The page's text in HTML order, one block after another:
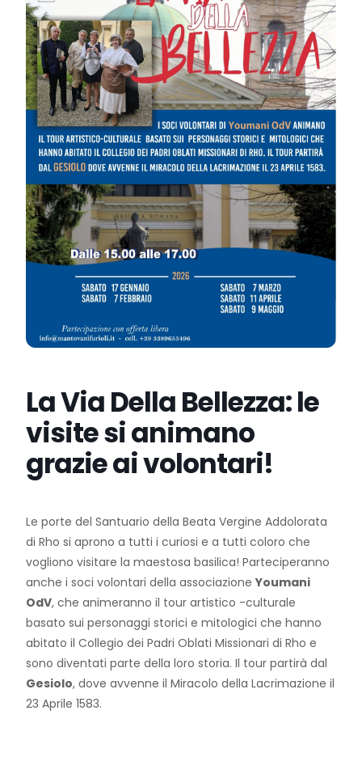
La Via Della Bellezza: le
visite si animano
grazie ai volontari!
Le porte del Santuario della Beata Vergine Addolorata
di Rho si aprono a tutti i curiosi e a tutti coloro che
vogliono visitare la maestosa basilica! Parteciperanno
anche i soci volontari della associazioneYoumani
OdV, che animeranno il tour artistico -culturale
basato sui personaggi storici e mitologici che hanno
abitato il Collegio dei Padri Oblati Missionari di Rho e
sono diventati parte della loro storia. Il tour partirà dal
Gesiolo, dove avvenne il Miracolo della Lacrimazione il
23 Aprile 1583.